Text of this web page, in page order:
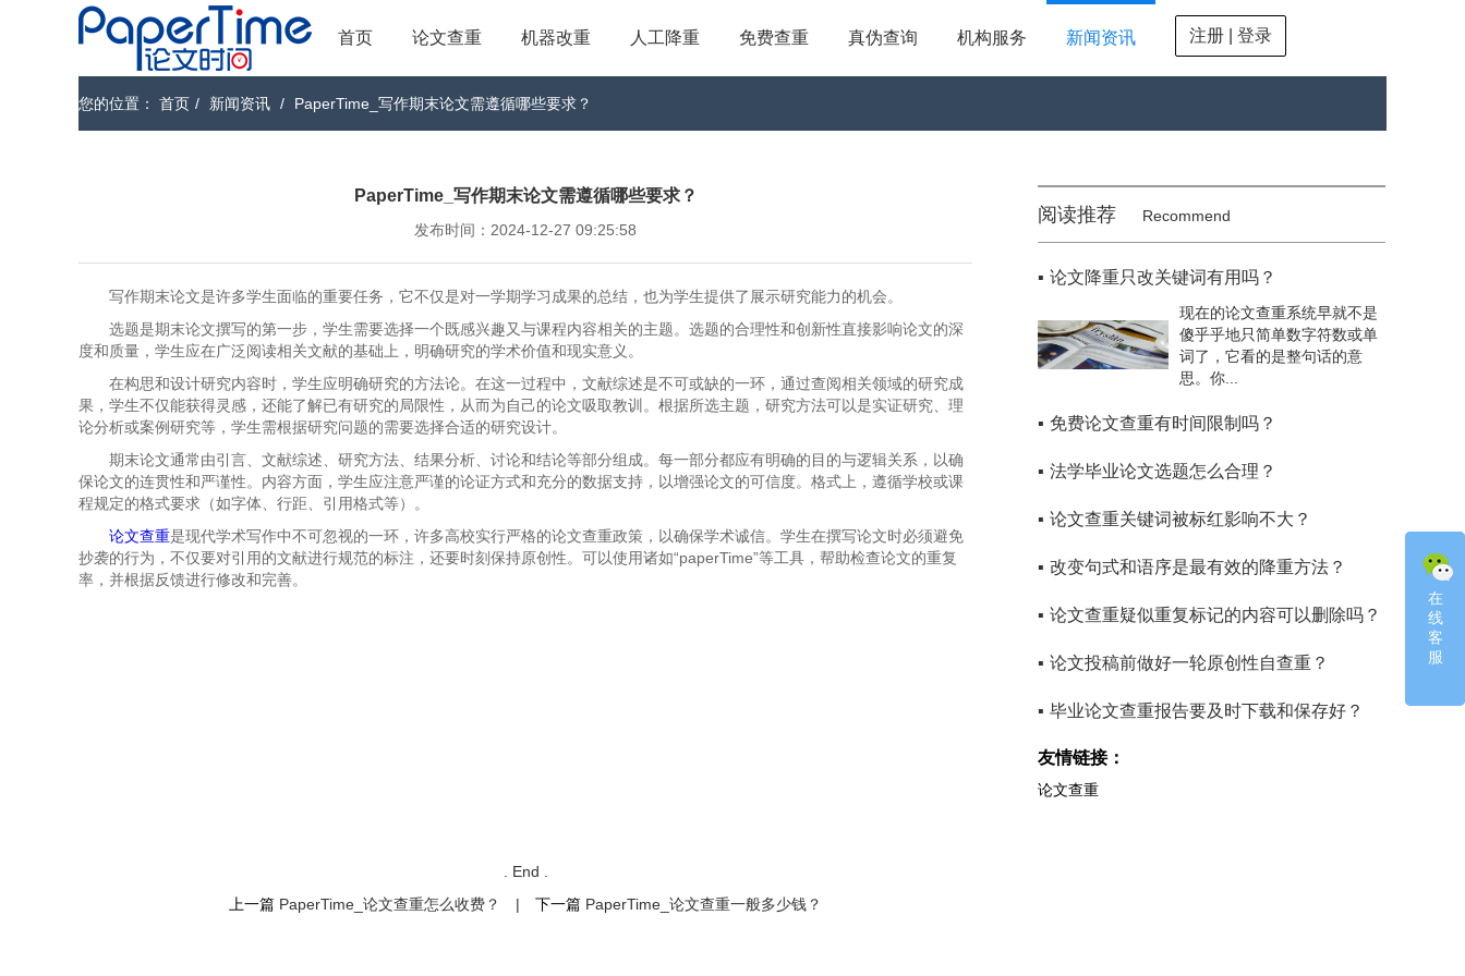
首页 论文查重 机器改重 人工降重 免费查重 真伪查询 机构服务 新闻资讯 注册 | 登录
在
线
客
服
您的位置： 首页 / 新闻资讯 / PaperTime_写作期末论文需遵循哪些要求？
PaperTime_写作期末论文需遵循哪些要求？
发布时间：2024-12-27 09:25:58
写作期末论文是许多学生面临的重要任务，它不仅是对一学期学习成果的总结，也为学生提供了展示研究能力的机会。
选题是期末论文撰写的第一步，学生需要选择一个既感兴趣又与课程内容相关的主题。选题的合理性和创新性直接影响论文的深
度和质量，学生应在广泛阅读相关文献的基础上，明确研究的学术价值和现实意义。
在构思和设计研究内容时，学生应明确研究的方法论。在这一过程中，文献综述是不可或缺的一环，通过查阅相关领域的研究成
果，学生不仅能获得灵感，还能了解已有研究的局限性，从而为自己的论文吸取教训。根据所选主题，研究方法可以是实证研究、理
论分析或案例研究等，学生需根据研究问题的需要选择合适的研究设计。
期末论文通常由引言、文献综述、研究方法、结果分析、讨论和结论等部分组成。每一部分都应有明确的目的与逻辑关系，以确
保论文的连贯性和严谨性。内容方面，学生应注意严谨的论证方式和充分的数据支持，以增强论文的可信度。格式上，遵循学校或课
程规定的格式要求（如字体、行距、引用格式等）。
论文查重是现代学术写作中不可忽视的一环，许多高校实行严格的论文查重政策，以确保学术诚信。学生在撰写论文时必须避免
抄袭的行为，不仅要对引用的文献进行规范的标注，还要时刻保持原创性。可以使用诸如“paperTime”等工具，帮助检查论文的重复
率，并根据反馈进行修改和完善。
. End .
上一篇 PaperTime_论文查重怎么收费？ | 下一篇 PaperTime_论文查重一般多少钱？
阅读推荐 Recommend
▪ 论文降重只改关键词有用吗？
现在的论文查重系统早就不是
傻乎乎地只简单数字符数或单
词了，它看的是整句话的意
思。你...
▪ 免费论文查重有时间限制吗？
▪ 法学毕业论文选题怎么合理？
▪ 论文查重关键词被标红影响不大？
▪ 改变句式和语序是最有效的降重方法？
▪ 论文查重疑似重复标记的内容可以删除吗？
▪ 论文投稿前做好一轮原创性自查重？
▪ 毕业论文查重报告要及时下载和保存好？
友情链接：
论文查重
在
线
客
服